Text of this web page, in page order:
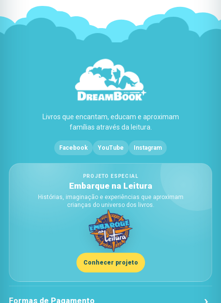
Livros que encantam, educam e aproximam
famílias através da leitura.
Facebook YouTube Instagram
PROJETO ESPECIAL
Embarque na Leitura
Histórias, imaginação e experiências que aproximam
crianças do universo dos livros.
Conhecer projeto
Formas de Pagamento